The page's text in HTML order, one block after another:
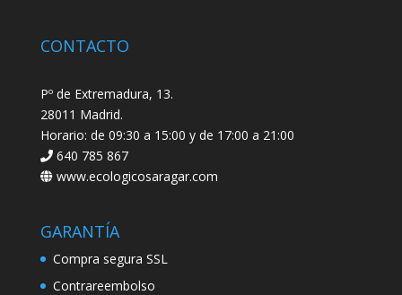
CONTACTO
Pº de Extremadura, 13.
28011 Madrid.
Horario: de 09:30 a 15:00 y de 17:00 a 21:00
640 785 867
www.ecologicosaragar.com
GARANTÍA
Compra segura SSL
Contrareembolso